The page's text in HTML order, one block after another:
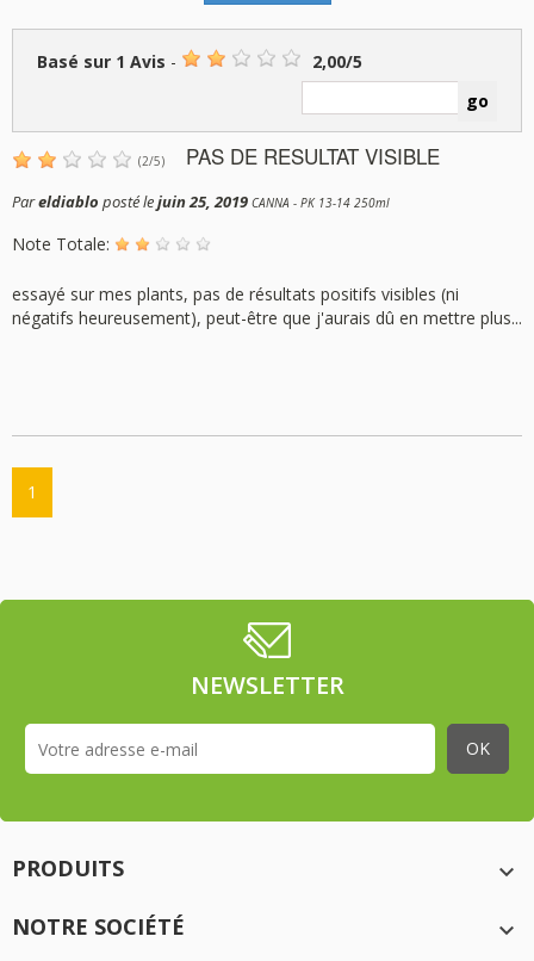
Basé sur 1 Avis - 2,00/5
(2/5) PAS DE RESULTAT VISIBLE
Pareldiablo posté lejuin 25, 2019 CANNA - PK 13-14 250ml
Note Totale:
essayé sur mes plants, pas de résultats positifs visibles (ni
négatifs heureusement), peut-être que j'aurais dû en mettre plus...
1
NEWSLETTER
PRODUITS

NOTRE SOCIÉTÉ
